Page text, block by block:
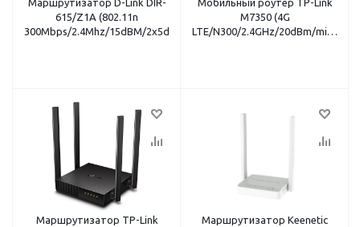
Маршрутизатор D-Link DIR-
615/Z1A (802.11n
300Mbps/2.4Mhz/15dBM/2x5dBi/4x100Mbps/MIMO2x2)
Мобильный роутер TP-Link
M7350 (4G
LTE/N300/2.4GHz/20dBm/
Маршрутизатор TP-Link Маршрутизатор Keenetic